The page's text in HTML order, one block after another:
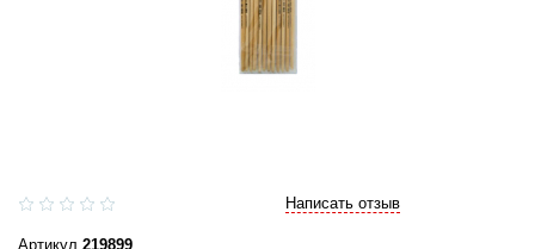
Написать отзыв
Артикул 219899